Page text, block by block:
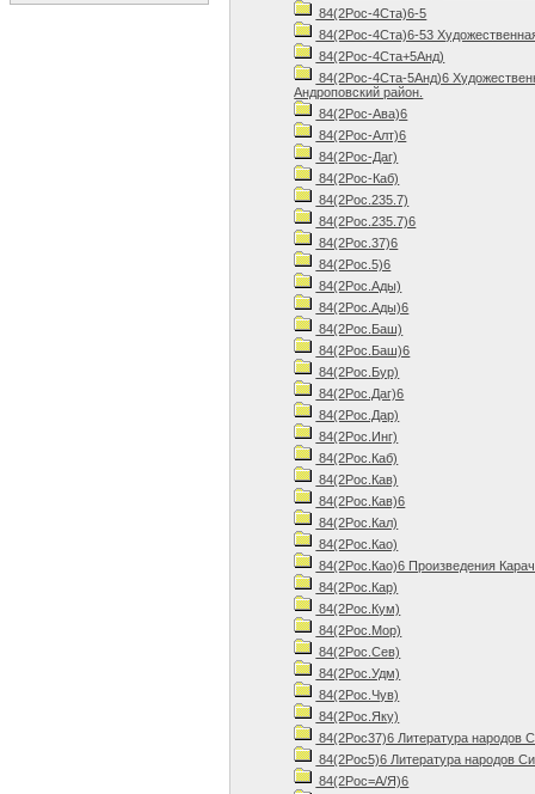
84(2Рос-4Ста)6-5
84(2Рос-4Ста)6-53
84(2Рос-4Ста+5Анд)
84(2Рос-4Ста-5Анд)6
Андроповский район.
84(2Рос-Ава)6
84(2Рос-Алт)6
84(2Рос-Даг)
84(2Рос-Каб)
84(2Рос.235.7)
84(2Рос.235.7)6
84(2Рос.37)6
84(2Рос.5)6
84(2Рос.Ады)
84(2Рос.Ады)6
84(2Рос.Баш)
84(2Рос.Баш)6
84(2Рос.Бур)
84(2Рос.Даг)6
84(2Рос.Дар)
84(2Рос.Инг)
84(2Рос.Каб)
84(2Рос.Кав)
84(2Рос.Кав)6
84(2Рос.Кал)
84(2Рос.Као)
84(2Рос.Као)6 Произведения
84(2Рос.Кар)
84(2Рос.Кум)
84(2Рос.Мор)
84(2Рос.Сев)
84(2Рос.Удм)
84(2Рос.Чув)
84(2Рос.Яку)
84(2Рос37)6 Литература народов
84(2Рос5)6 Литература народов
84(2Рос=А/Я)6